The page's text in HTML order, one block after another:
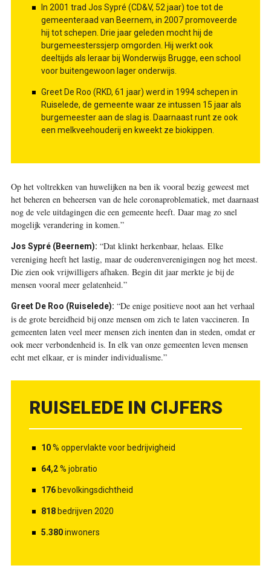
In 2001 trad Jos Sypré (CD&V, 52 jaar) toe tot de
gemeenteraad van Beernem, in 2007 promoveerde
hij tot schepen. Drie jaar geleden mocht hij de
burgemeesterssjerp omgorden. Hij werkt ook
deeltijds als leraar bij Wonderwijs Brugge, een school
voor buitengewoon lager onderwijs.
Greet De Roo (RKD, 61 jaar) werd in 1994 schepen in
Ruiselede, de gemeente waar ze intussen 15 jaar als
burgemeester aan de slag is. Daarnaast runt ze ook
een melkveehouderij en kweekt ze biokippen.
Op het voltrekken van huwelijken na ben ik vooral bezig geweest met
het beheren en beheersen van de hele coronaproblematiek, met daarnaast
nog de vele uitdagingen die een gemeente heeft. Daar mag zo snel
mogelijk verandering in komen.”
Jos Sypré (Beernem): “Dat klinkt herkenbaar, helaas. Elke
vereniging heeft het lastig, maar de ouderenverenigingen nog het meest.
Die zien ook vrijwilligers afhaken. Begin dit jaar merkte je bij de
mensen vooral meer gelatenheid.”
Greet De Roo (Ruiselede): “De enige positieve noot aan het verhaal
is de grote bereidheid bij onze mensen om zich te laten vaccineren. In
gemeenten laten veel meer mensen zich inenten dan in steden, omdat er
ook meer verbondenheid is. In elk van onze gemeenten leven mensen
echt met elkaar, er is minder individualisme.”
RUISELEDE IN CIJFERS
10% oppervlakte voor bedrijvigheid
64,2% jobratio
176bevolkingsdichtheid
818bedrijven 2020
5.380inwoners